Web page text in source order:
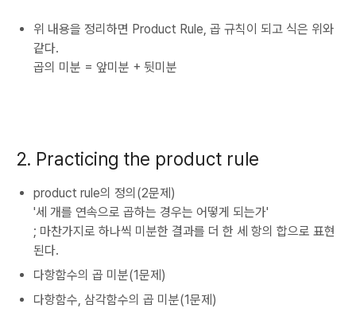
위 내용을 정리하면 Product Rule, 곱 규칙이 되고 식은 위와
같다.
곱의 미분 = 앞미분 + 뒷미분
2. Practicing the product rule
product rule의 정의(2문제)
'세 개를 연속으로 곱하는 경우는 어떻게 되는가'
; 마찬가지로 하나씩 미분한 결과를 더 한 세 항의 합으로 표현
된다.
다항함수의 곱 미분(1문제)
다항함수, 삼각함수의 곱 미분(1문제)